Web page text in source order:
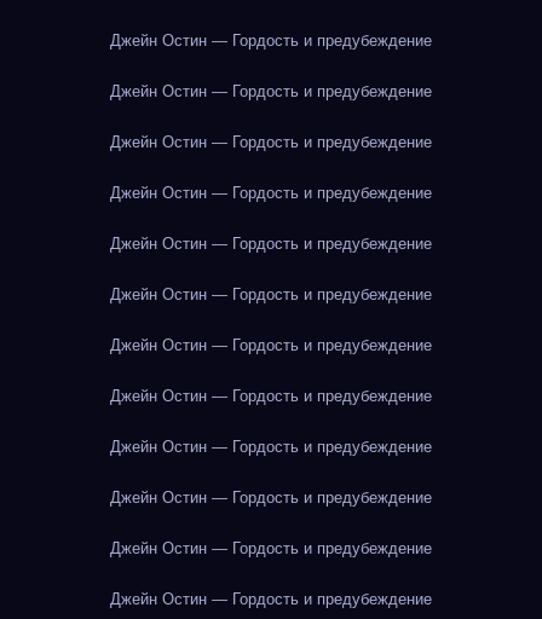
Джейн Остин — Гордость и предубеждение
Джейн Остин — Гордость и предубеждение
Джейн Остин — Гордость и предубеждение
Джейн Остин — Гордость и предубеждение
Джейн Остин — Гордость и предубеждение
Джейн Остин — Гордость и предубеждение
Джейн Остин — Гордость и предубеждение
Джейн Остин — Гордость и предубеждение
Джейн Остин — Гордость и предубеждение
Джейн Остин — Гордость и предубеждение
Джейн Остин — Гордость и предубеждение
Джейн Остин — Гордость и предубеждение